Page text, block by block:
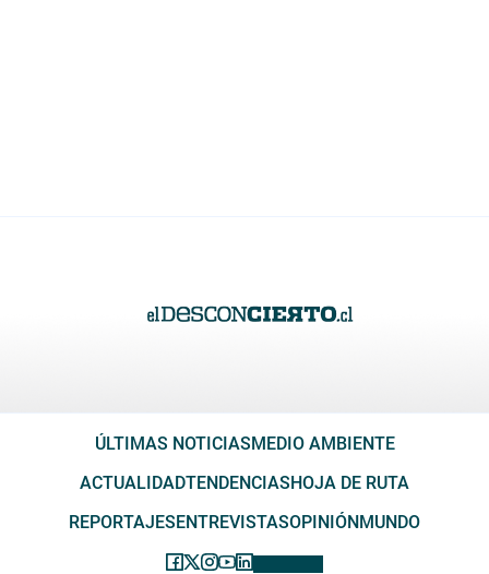
ÚLTIMAS NOTICIAS MEDIO AMBIENTE
ACTUALIDADTENDENCIAS HOJA DE RUTA
REPORTAJES ENTREVISTASOPINIÓN MUNDO